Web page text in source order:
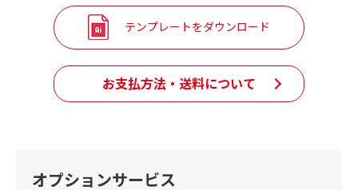
テンプレートをダウンロード
お支払方法・送料について
オプションサービス